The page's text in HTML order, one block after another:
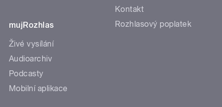
mujRozhlas
Živé vysílání
Audioarchiv
Podcasty
Mobilní aplikace
Kontakt
Rozhlasový poplatek